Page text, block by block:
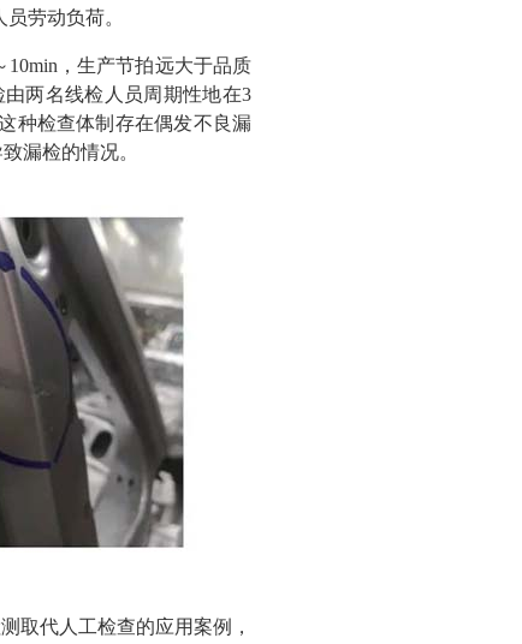
劳动负荷。
，生产节拍远大于品质
两名线检人员周期性地在3
种检查体制存在偶发不良漏
漏检的情况。
取代人工检查的应用案例，